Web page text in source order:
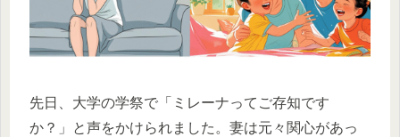
先日、大学の学祭で「ミレーナってご存知です
か？」と声をかけられました。妻は元々関心があっ